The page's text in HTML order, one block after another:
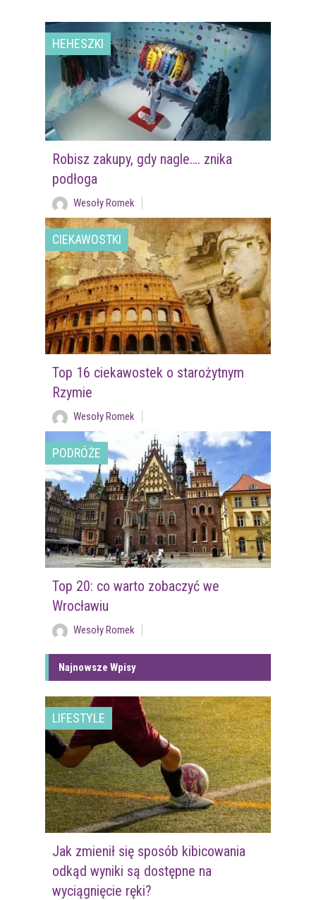
HEHESZKI
Robisz zakupy, gdy nagle…. znika
podłoga
Wesoły Romek
CIEKAWOSTKI
Top 16 ciekawostek o starożytnym
Rzymie
Wesoły Romek
PODRÓŻE
Top 20: co warto zobaczyć we
Wrocławiu
Wesoły Romek
Najnowsze Wpisy
LIFESTYLE
Jak zmienił się sposób kibicowania
odkąd wyniki są dostępne na
wyciągnięcie ręki?